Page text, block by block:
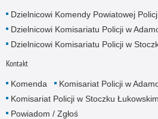
Dzielnicowi Komendy Powiatowej
Dzielnicowi Komisariatu Policji w
Dzielnicowi Komisariatu Policji w
Kontakt
Komenda
Komisariat Policji w
Komisariat Policji w Stoczku Łukowskim
Powiadom / Zgłoś